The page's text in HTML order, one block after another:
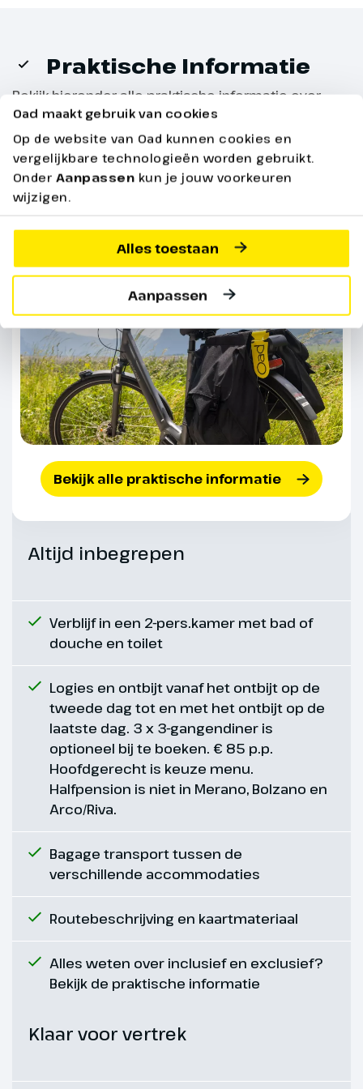
Oad maakt gebruik van cookies
Op de website van Oad kunnen cookies en
vergelijkbare technologieën worden gebruikt.
Onder Aanpassen kun je jouw voorkeuren
wijzigen.
Alles toestaan
Aanpassen
heerlijk slenteren door de
arcaden en steegjes van
Steinach, de oudste stadswijk.
(ca. 36 km)
Dag 4
Merano - Bozen
37 km
Jouw dag begint relaxed met
een route over vlakke fietspaden
naar Andrian, gelegen in het
kleinste gemeenten van Zuid-
wijngaarden en boomgaarden.
Ook kom je bij het Slot
Sigmundskron. Dit eeuwenoude
vestingwerken herbergt
momenteel een bergmuseum.
De route eindigt in
Bozen/Bolzano. In Bozen zie je
een fascinerende cultuurmix
door een sterke vermenging van
de Italiaanse en Duitse cultuur.
Duitse en Italiaanse handelaars
en momenteel is het een
levendig en modern centrum.
Geniet na afloop van jouw
fietstocht van deze bijzondere
sfeer. (ca. 37 km)
Cultuurmix in Bozen
Praktische Informatie
Bekijk hieronder alle praktische informatie over
jouw reis
Altijd inbegrepen
Verblijf in een 2-pers.kamer met bad of
douche en toilet
Logies en ontbijt vanaf het ontbijt op de
tweede dag tot en met het ontbijt op de
laatste dag. 3 x 3-gangendiner is
optioneel bij te boeken. € 85 p.p.
Hoofdgerecht is keuze menu.
Halfpension is niet in Merano, Bolzano en
Arco/Riva.
Bagage transport tussen de
verschillende accommodaties
Routebeschrijving en kaartmateriaal
Alles weten over inclusief en exclusief?
Bekijk de praktische informatie
De volledige reis
Bekijk alle praktische informatie
Klaar voor vertrek